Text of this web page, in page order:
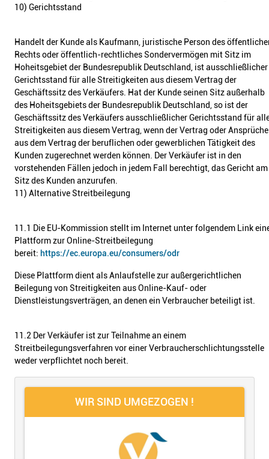
10) Gerichtsstand
Handelt der Kunde als Kaufmann, juristische Person des
Rechts oder öffentlich-rechtliches Sondervermögen mit Sitz im
Hoheitsgebiet der Bundesrepublik Deutschland, ist ausschließlicher
Gerichtsstand für alle Streitigkeiten aus diesem Vertrag der
Geschäftssitz des Verkäufers. Hat der Kunde seinen Sitz außerhalb
des Hoheitsgebiets der Bundesrepublik Deutschland, so ist der
Geschäftssitz des Verkäufers ausschließlicher Gerichtsstand für
Streitigkeiten aus diesem Vertrag, wenn der Vertrag oder Ansprüche
aus dem Vertrag der beruflichen oder gewerblichen Tätigkeit des
Kunden zugerechnet werden können. Der Verkäufer ist in den
vorstehenden Fällen jedoch in jedem Fall berechtigt, das Gericht am
Sitz des Kunden anzurufen.
11) Alternative Streitbeilegung
11.1 Die EU-Kommission stellt im Internet unter folgendem Link
Plattform zur Online-Streitbeilegung
bereit: https://ec.europa.eu/consumers/odr
Diese Plattform dient als Anlaufstelle zur außergerichtlichen
Beilegung von Streitigkeiten aus Online-Kauf- oder
Dienstleistungsverträgen, an denen ein Verbraucher beteiligt ist.
11.2 Der Verkäufer ist zur Teilnahme an einem
Streitbeilegungsverfahren vor einer Verbraucherschlichtungsstelle
weder verpflichtet noch bereit.
WIR SIND UMGEZOGEN !